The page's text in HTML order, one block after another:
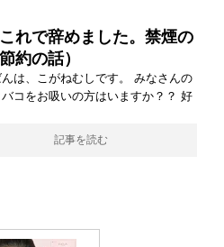
れで辞めました。禁煙の
約の話）
んは、こがねむしです。 みなさんの
コをお吸いの方はいますか？？ 好
記事を読む